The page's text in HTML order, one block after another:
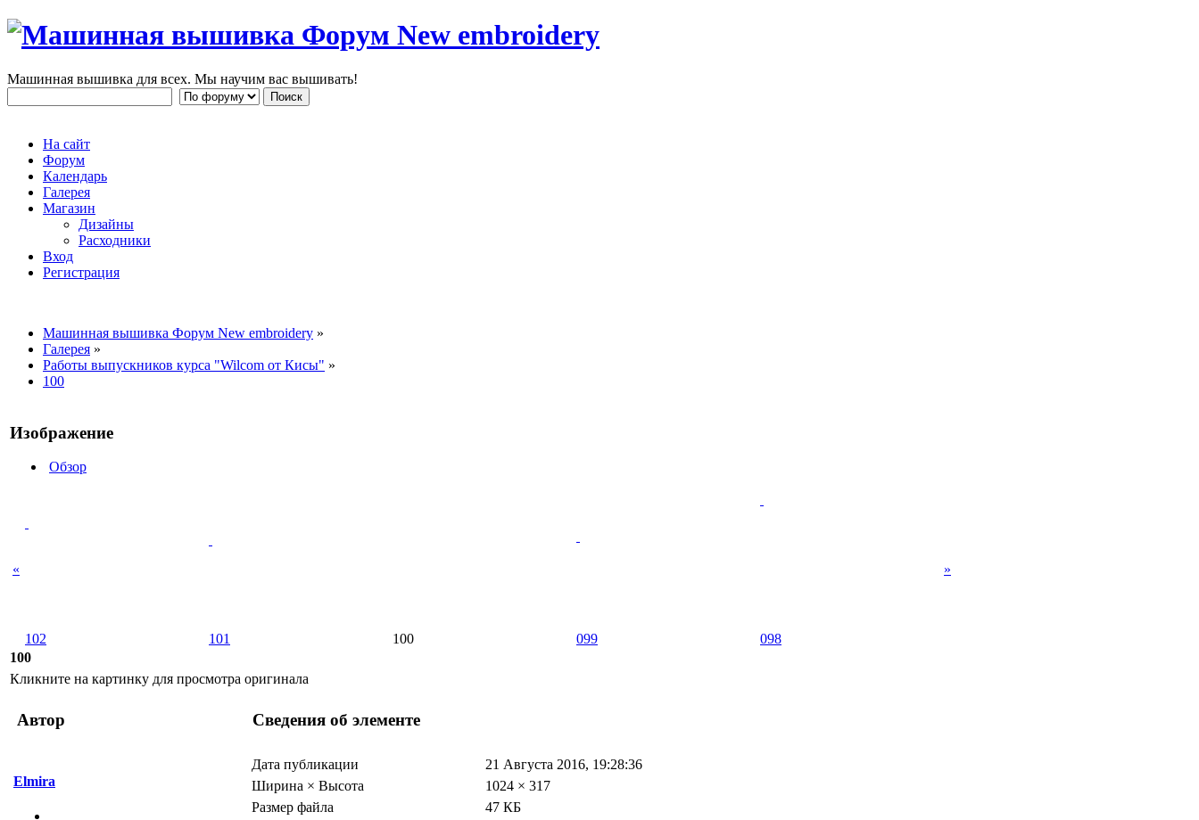
Машинная вышивка для всех. Мы научим вас вышивать!
На сайт
Форум
Календарь
Галерея
Магазин
Дизайны
Расходники
Вход
Регистрация
Машинная вышивка Форум New embroidery »
Галерея »
Работы выпускников курса "Wilcom от Кисы" »
100
Изображение
Обзор
« »
102 101 100 099
098
100
Кликните на картинку для просмотра оригинала
Автор Сведения об элементе
Elmira
Дата публикации
21 Августа 2016, 19:28:36
Ширина × Высота
1024 × 317
Размер файла
47 КБ